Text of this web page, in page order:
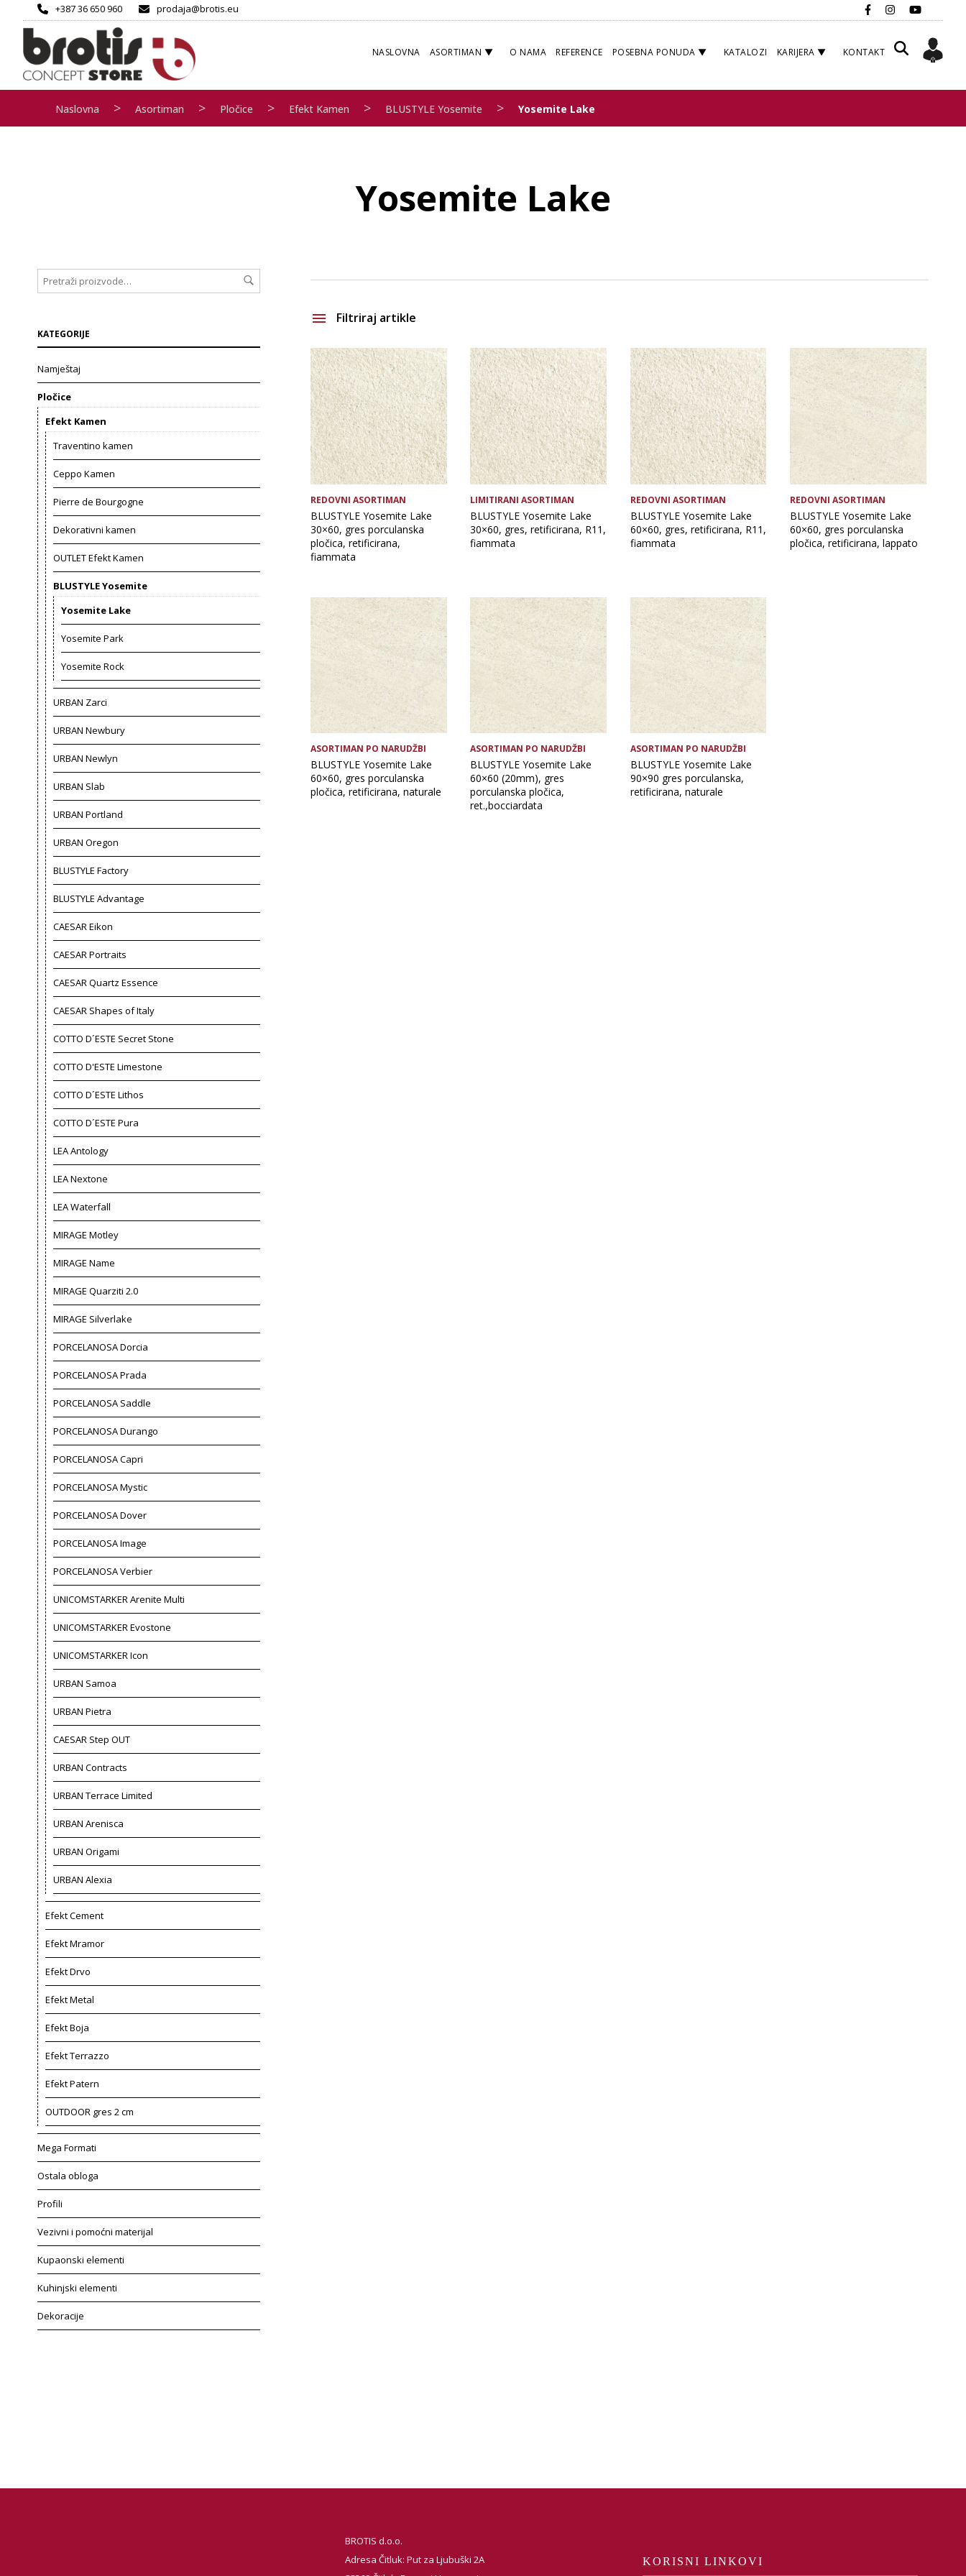
+387 36 650 960 prodaja@brotis.eu
NASLOVNA ASORTIMAN O NAMA REFERENCE POSEBNA PONUDA KATALOZI KARIJERA KONTAKT
Naslovna > Asortiman > Pločice > Efekt Kamen > BLUSTYLE Yosemite > Yosemite Lake
Yosemite Lake
KATEGORIJE
Namještaj
Pločice
Efekt Kamen
Traventino kamen
Ceppo Kamen
Pierre de Bourgogne
Dekorativni kamen
OUTLET Efekt Kamen
BLUSTYLE Yosemite
Yosemite Lake
Yosemite Park
Yosemite Rock
URBAN Zarci
URBAN Newbury
URBAN Newlyn
URBAN Slab
URBAN Portland
URBAN Oregon
BLUSTYLE Factory
BLUSTYLE Advantage
CAESAR Eikon
CAESAR Portraits
CAESAR Quartz Essence
CAESAR Shapes of Italy
COTTO D´ESTE Secret Stone
COTTO D'ESTE Limestone
COTTO D´ESTE Lithos
COTTO D´ESTE Pura
LEA Antology
LEA Nextone
LEA Waterfall
MIRAGE Motley
MIRAGE Name
MIRAGE Quarziti 2.0
MIRAGE Silverlake
PORCELANOSA Dorcia
PORCELANOSA Prada
PORCELANOSA Saddle
PORCELANOSA Durango
PORCELANOSA Capri
PORCELANOSA Mystic
PORCELANOSA Dover
PORCELANOSA Image
PORCELANOSA Verbier
UNICOMSTARKER Arenite Multi
UNICOMSTARKER Evostone
UNICOMSTARKER Icon
URBAN Samoa
URBAN Pietra
CAESAR Step OUT
URBAN Contracts
URBAN Terrace Limited
URBAN Arenisca
URBAN Origami
URBAN Alexia
Efekt Cement
Efekt Mramor
Efekt Drvo
Efekt Metal
Efekt Boja
Efekt Terrazzo
Efekt Patern
OUTDOOR gres 2 cm
Mega Formati
Ostala obloga
Profili
Vezivni i pomoćni materijal
Kupaonski elementi
Kuhinjski elementi
Dekoracije
Filtriraj artikle
Brand Debljina Format pločice
Namjena pločice Vrsta asortimana Vrsta obrade pločice
REDOVNI ASORTIMAN
BLUSTYLE Yosemite Lake
30×60, gres porculanska
pločica, retificirana,
fiammata
LIMITIRANI ASORTIMAN
BLUSTYLE Yosemite Lake
30×60, gres, retificirana, R11,
fiammata
REDOVNI ASORTIMAN
BLUSTYLE Yosemite Lake
60×60, gres, retificirana, R11,
fiammata
REDOVNI ASORTIMAN
BLUSTYLE Yosemite Lake
60×60, gres porculanska
pločica, retificirana, lappato
ASORTIMAN PO NARUDŽBI
BLUSTYLE Yosemite Lake
60×60, gres porculanska
pločica, retificirana, naturale
ASORTIMAN PO NARUDŽBI
BLUSTYLE Yosemite Lake
60×60 (20mm), gres
porculanska pločica,
ret.,bocciardata
ASORTIMAN PO NARUDŽBI
BLUSTYLE Yosemite Lake
90×90 gres porculanska,
retificirana, naturale
BROTIS d.o.o.
Adresa Čitluk: Put za Ljubuški 2A
KORISNI LINKOVI